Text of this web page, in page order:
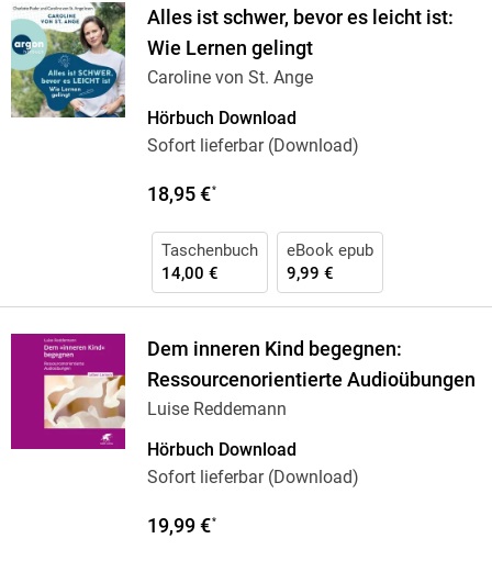
Alles ist schwer, bevor es leicht ist:
Wie Lernen gelingt
Caroline von St. Ange
Hörbuch Download
Sofort lieferbar (Download)
18,95 €*
Taschenbuch
14,00 €
eBook epub
9,99 €
Dem inneren Kind begegnen:
Ressourcenorientierte Audioübungen
Luise Reddemann
Hörbuch Download
Sofort lieferbar (Download)
19,99 €*